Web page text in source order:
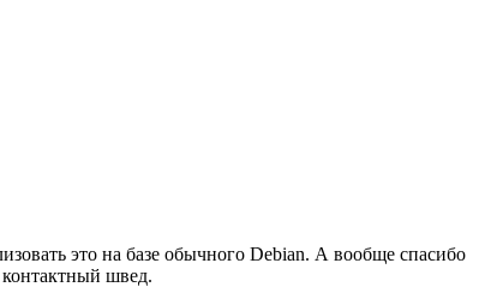
это на базе обычного Debian. А вообще спасибо
швед.